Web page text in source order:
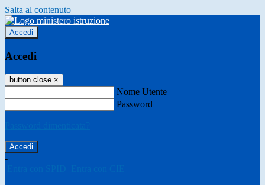
Salta al contenuto
Accedi
Accedi
button close ×
Nome Utente
Password
-